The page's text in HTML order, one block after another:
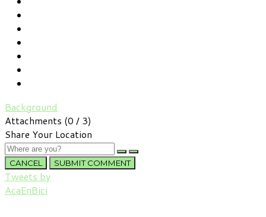
Background
Attachments (0 / 3)
Share Your Location
CANCEL SUBMIT COMMENT
Tweets by
AcaEnBici